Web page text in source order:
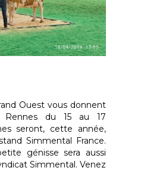
Ouest vous donnent
Rennes du 15 au 17
seront, cette année,
Simmental France.
génisse sera aussi
Simmental. Venez